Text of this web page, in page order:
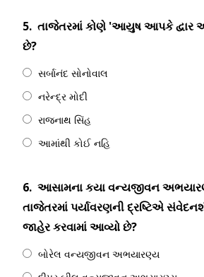
5. તાજેતરમાં કોણે 'આયુષ આપકે દ્વાર
છે?
સર્બાનંદ સોનોવાલ
નરેન્દ્ર મોદી
રાજનાથ સિંહ
આમાંથી કોઈ નહિ
6. આસામના કયા વન્યજીવન
તાજેતરમાં પર્યાવરણની દ્રષ્ટિએ
જાહેર કરવામાં આવ્યો છે?
બોરેલ વન્યજીવન અભયારણ્ય